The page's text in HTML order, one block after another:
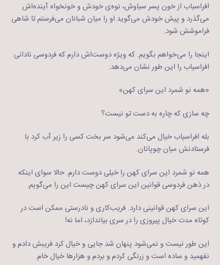
افراسیاب از خون پسر سیاوش، نوه‌ی خودش و خونخواه آینده‌اش
می‌گذرد و پیش خودش می‌گوید او را میان شبانان می‌فرستم تا شاهی
فراموشش شود.
اینجا را می‌خواهم بگویم. که ویژه دوست‌اش دارم که فردوسی نادانی
افراسیاب را این طور نشان می‌دهد:
«همه نو شمرد این سرای کهن»
چه سازی که چاره به دست تو نیست؟
بله افراسیاب خیال می‌کند می‌شود سر بخت کسی را زیر آب کرد با
فرستادنش میان چوپانان.
همه نو شمرد این سرای کهن را خیلی دوست دارم. حالا سوای اینکه
در ذهن فردوسی قوانین این سرای کهن چیست این را می‌گویم.
این سرای کهن قوانینی دارد. فریب‌کاری و نادرستی ممکن است در
کوتاه مدت خیال پیروزی را در سری بیاندازد،‌ اما نه!
این طور نیست و نمی‌شود پنهان شد جایی و خیال کرد فریبش دادم و
نفهمید و ساده است و زرنگی کردم و بردم و هزارها خیال خام.